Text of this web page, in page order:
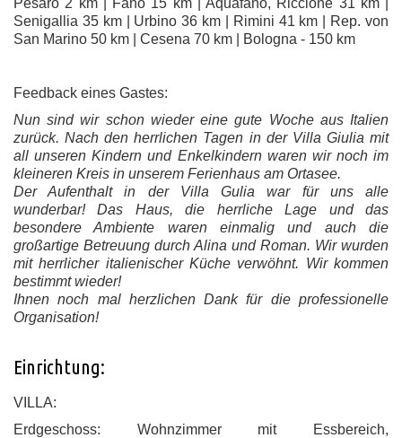
Pesaro 2 km | Fano 15 km | Aquafano, Riccione 31 km |
Senigallia 35 km | Urbino 36 km | Rimini 41 km | Rep. von
San Marino 50 km | Cesena 70 km | Bologna - 150 km
Feedback eines Gastes:
Nun sind wir schon wieder eine gute Woche aus Italien
zurück. Nach den herrlichen Tagen in der Villa Giulia mit
all unseren Kindern und Enkelkindern waren wir noch im
kleineren Kreis in unserem Ferienhaus am Ortasee.
Der Aufenthalt in der Villa Gulia war für uns alle
wunderbar! Das Haus, die herrliche Lage und das
besondere Ambiente waren einmalig und auch die
großartige Betreuung durch Alina und Roman. Wir wurden
mit herrlicher italienischer Küche verwöhnt. Wir kommen
bestimmt wieder!
Ihnen noch mal herzlichen Dank für die professionelle
Organisation!
Einrichtung:
VILLA:
Erdgeschoss: Wohnzimmer mit Essbereich,